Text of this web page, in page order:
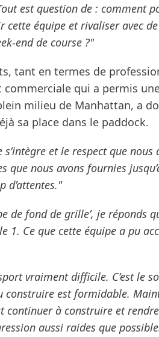
est question de : comment
équipe et rivaliser avec
end de course ?"
tant en termes de
commerciale qui a permis
milieu de Manhattan, a
sa place dans le paddock.
s’intègre et le respect que nous
que nous avons fournies
d’attentes."
de fond de grille’, je réponds
1. Ce que cette équipe a pu
vraiment difficile. C’est le
construire est formidable.
continuer à construire et
aussi raides que